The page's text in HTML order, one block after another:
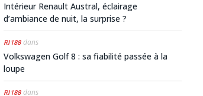
Intérieur Renault Austral, éclairage
d’ambiance de nuit, la surprise ?
RI188dans
Volkswagen Golf 8 : sa fiabilité passée à la
loupe
RI188dans